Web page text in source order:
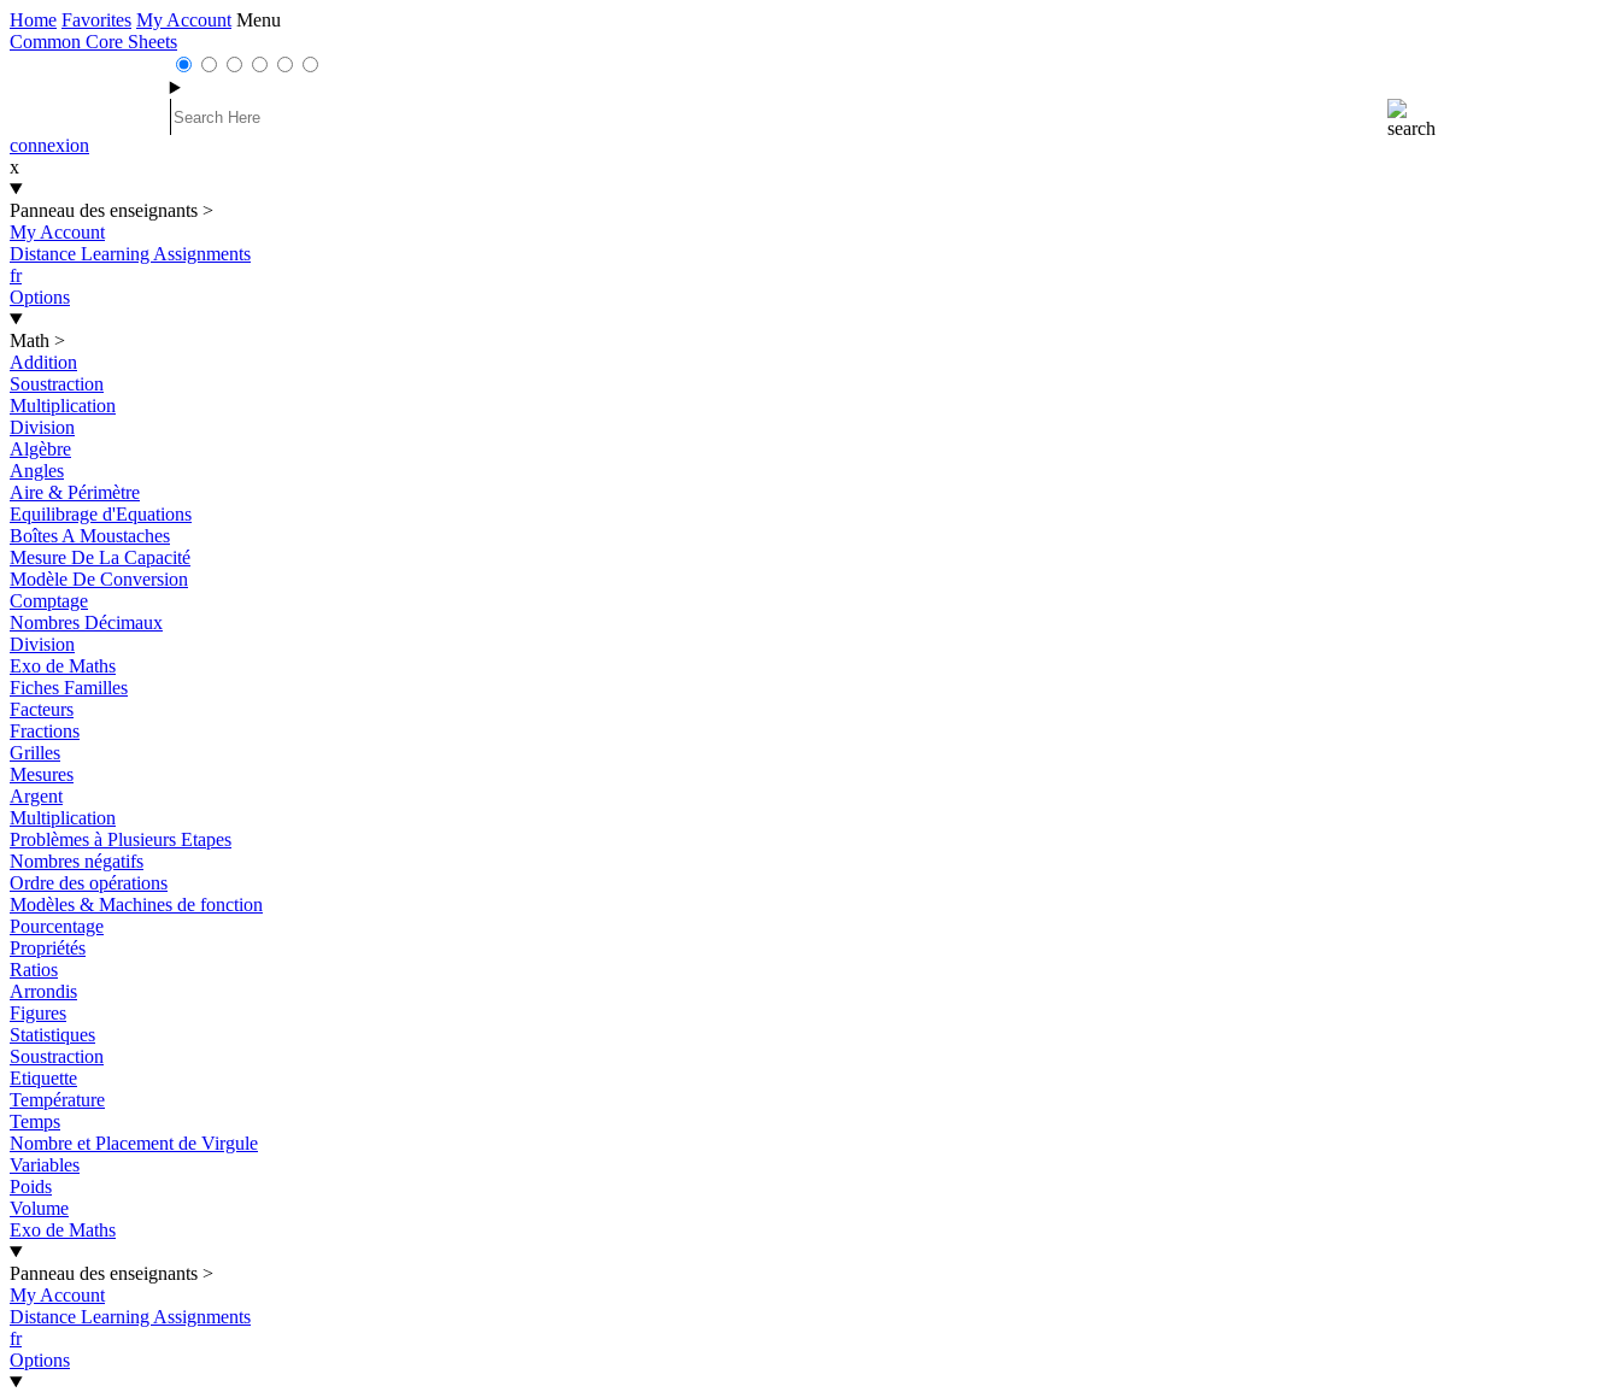
Home Favorites My Account Menu
Common Core Sheets
connexion
x
Panneau des enseignants >
My Account
Distance Learning Assignments
fr
Options
Math >
Addition
Soustraction
Multiplication
Division
Algèbre
Angles
Aire & Périmètre
Equilibrage d'Equations
Boîtes A Moustaches
Mesure De La Capacité
Modèle De Conversion
Comptage
Nombres Décimaux
Division
Exo de Maths
Fiches Familles
Facteurs
Fractions
Grilles
Mesures
Argent
Multiplication
Problèmes à Plusieurs Etapes
Nombres négatifs
Ordre des opérations
Modèles & Machines de fonction
Pourcentage
Propriétés
Ratios
Arrondis
Figures
Statistiques
Soustraction
Etiquette
Température
Temps
Nombre et Placement de Virgule
Variables
Poids
Volume
Exo de Maths
Panneau des enseignants >
My Account
Distance Learning Assignments
fr
Options